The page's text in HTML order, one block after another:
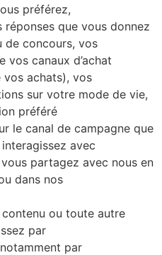
préférez,
que vous donnez
de concours, vos
vos canaux d’achat
vos achats), vos
sur votre mode de vie,
préféré
le canal de campagne que
avec
partagez avec nous en
dans nos
ou toute autre
par
par